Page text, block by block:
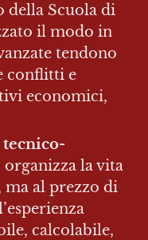
della Scuola di
il modo in
tendono
conflitti e
economici,
organizza la vita
ma al prezzo di
calcolabile,